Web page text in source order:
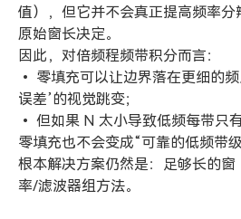
值），但它并不会真正提高频率分
原始窗长决定。
因此，对倍频程频带积分而言：
• 零填充可以让边界落在更细的
误差’的视觉跳变；
• 但如果 N 太小导致低频每带只
零填充也不会变成“可靠的低频带级
根本解决方案仍然是：足够长的
率/滤波器组方法。